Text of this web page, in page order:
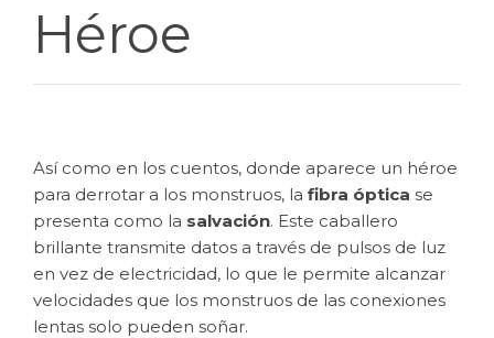
Héroe
Así como en los cuentos, donde aparece un héroe
para derrotar a los monstruos, la fibra óptica se
presenta como la salvación. Este caballero
brillante transmite datos a través de pulsos de luz
en vez de electricidad, lo que le permite alcanzar
velocidades que los monstruos de las conexiones
lentas solo pueden soñar.